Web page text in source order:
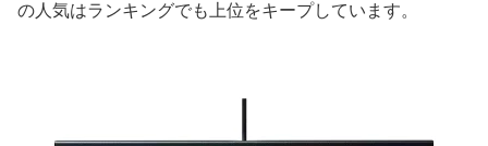
の人気はランキングでも上位をキープしています。